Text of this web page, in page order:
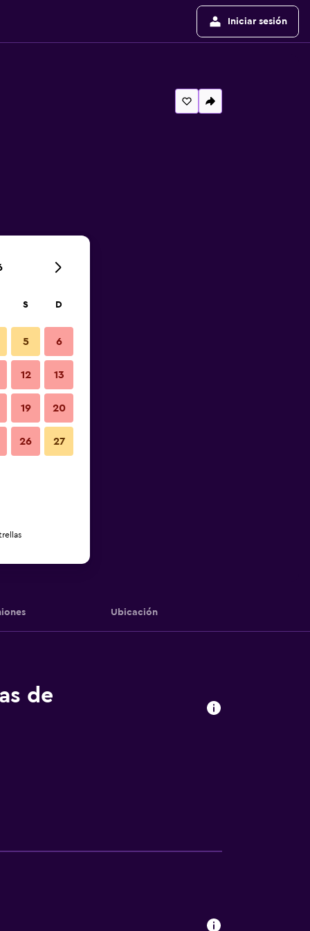
Iniciar sesión
Ubicación
de
S D
5 6
12 13
19 20
26 27